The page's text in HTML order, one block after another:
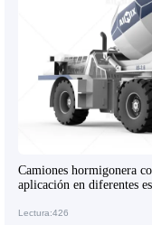
Camiones hormigonera
aplicación en diferentes
Lectura:426